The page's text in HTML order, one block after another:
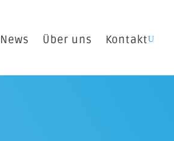
News Über uns Kontakt